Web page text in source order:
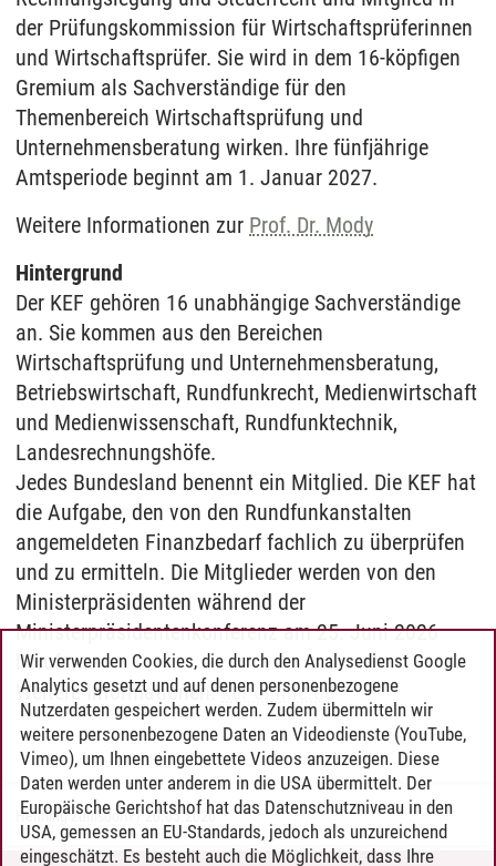
der Prüfungskommission für Wirtschaftsprüferinnen
und Wirtschaftsprüfer. Sie wird in dem 16-köpfigen
Gremium als Sachverständige für den
Themenbereich Wirtschaftsprüfung und
Unternehmensberatung wirken. Ihre fünfjährige
Amtsperiode beginnt am 1. Januar 2027.
Weitere Informationen zur Prof. Dr. Mody
Hintergrund
Der KEF gehören 16 unabhängige Sachverständige
an. Sie kommen aus den Bereichen
Wirtschaftsprüfung und Unternehmensberatung,
Betriebswirtschaft, Rundfunkrecht, Medienwirtschaft
und Medienwissenschaft, Rundfunktechnik,
Landesrechnungshöfe.
Jedes Bundesland benennt ein Mitglied. Die KEF hat
die Aufgabe, den von den Rundfunkanstalten
angemeldeten Finanzbedarf fachlich zu überprüfen
und zu ermitteln. Die Mitglieder werden von den
Ministerpräsidenten während der
Ministerpräsidentenkonferenz am 25. Juni 2026
berufen.
Weitere Informationen:kef-online.de
Henning Zühlsdorff/20.05.2026
Wir verwenden Cookies, die durch den Analysedienst Google
Analytics gesetzt und auf denen personenbezogene
Nutzerdaten gespeichert werden. Zudem übermitteln wir
weitere personenbezogene Daten an Videodienste (YouTube,
Vimeo), um Ihnen eingebettete Videos anzuzeigen. Diese
Daten werden unter anderem in die USA übermittelt. Der
Europäische Gerichtshof hat das Datenschutzniveau in den
USA, gemessen an EU-Standards, jedoch als unzureichend
eingeschätzt. Es besteht auch die Möglichkeit, dass Ihre